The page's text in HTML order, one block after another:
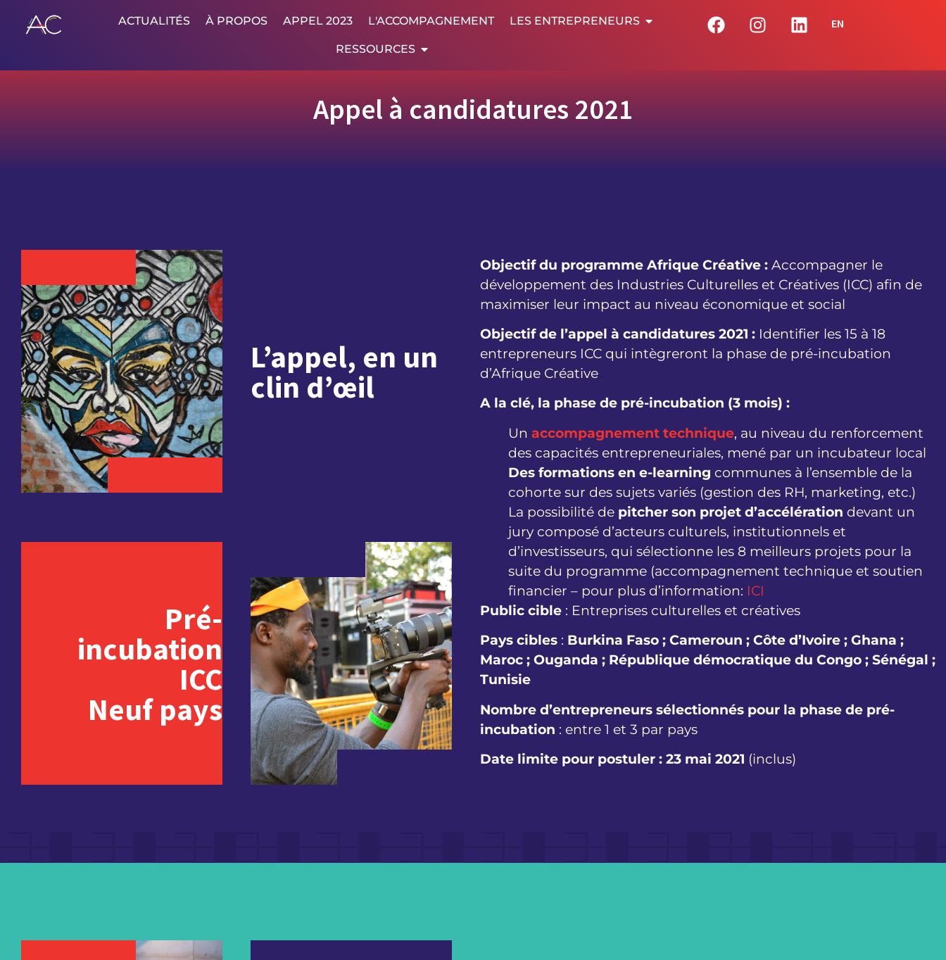
ACTUALITÉS À PROPOS APPEL 2023 L'ACCOMPAGNEMENT LES ENTREPRENEURS
RESSOURCES
EN
Appel à candidatures 2021
L’appel, en un
clin d’œil
Pré-
incubation
ICC
Neuf pays
Objectif du programme Afrique Créative : Accompagner le
développement des Industries Culturelles et Créatives (ICC) afin de
maximiser leur impact au niveau économique et social
Objectif de l’appel à candidatures 2021 : Identifier les 15 à 18
entrepreneurs ICC qui intègreront la phase de pré-incubation
d’Afrique Créative
A la clé, la phase de pré-incubation (3 mois) :
Un accompagnement technique, au niveau du renforcement
des capacités entrepreneuriales, mené par un incubateur local
Des formations en e-learning communes à l’ensemble de la
cohorte sur des sujets variés (gestion des RH, marketing, etc.)
La possibilité de pitcher son projet d’accélération devant un
jury composé d’acteurs culturels, institutionnels et
d’investisseurs, qui sélectionne les 8 meilleurs projets pour la
suite du programme (accompagnement technique et soutien
financier – pour plus d’information: ICI
Public cible : Entreprises culturelles et créatives
Pays cibles : Burkina Faso ; Cameroun ; Côte d’Ivoire ; Ghana ;
Maroc ; Ouganda ; République démocratique du Congo ; Sénégal ;
Tunisie
Nombre d’entrepreneurs sélectionnés pour la phase de pré-
incubation : entre 1 et 3 par pays
Date limite pour postuler : 23 mai 2021 (inclus)